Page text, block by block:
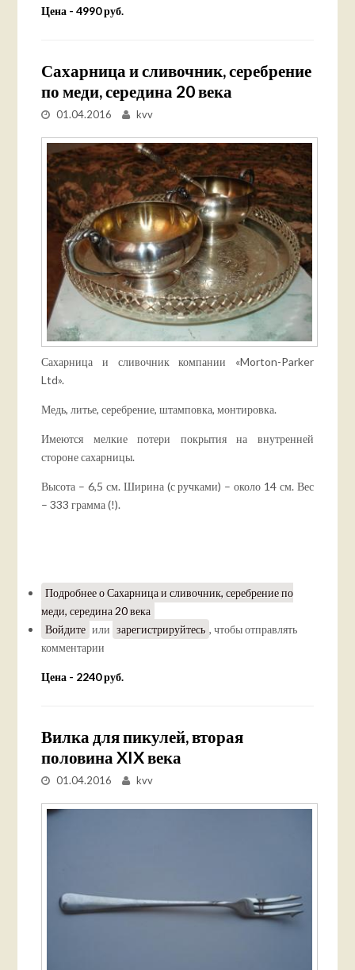
Цена - 4990 руб.
Сахарница и сливочник, серебрение
по меди, середина 20 века
01.04.2016 kvv
Сахарница и сливочник компании «Morton-Parker
Ltd».
Медь, литье, серебрение, штамповка, монтировка.
Имеются мелкие потери покрытия на внутренней
стороне сахарницы.
Высота – 6,5 см. Ширина (с ручками) – около 14 см. Вес
– 333 грамма (!).
Подробнеео Сахарница и сливочник, серебрение по
меди, середина 20 века
Войдите или зарегистрируйтесь , чтобы отправлять
комментарии
Цена - 2240 руб.
Вилка для пикулей, вторая
половина XIX века
01.04.2016 kvv